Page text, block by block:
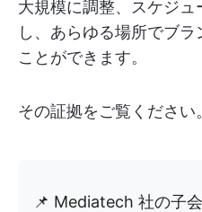
大規模に調整、スケジ
し、あらゆる場所でブ
ことができます。
その証拠をご覧ください。
📌 Mediatech 社の子